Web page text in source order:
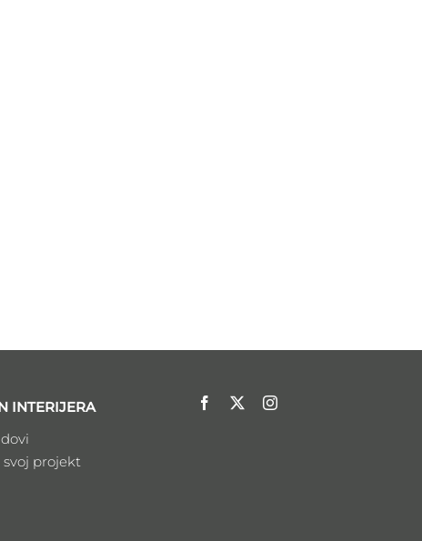
INTERIJERA
svoj projekt